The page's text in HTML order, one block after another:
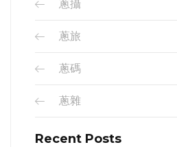
蔥攝
蔥旅
蔥碼
蔥雜
Recent Posts